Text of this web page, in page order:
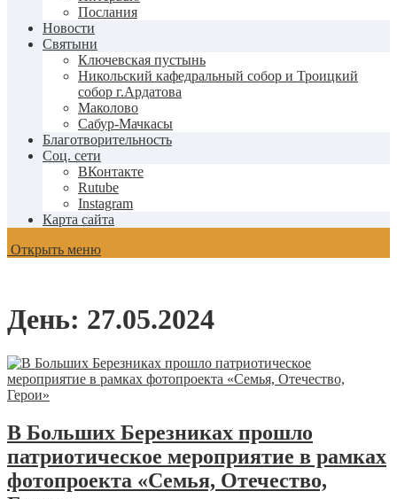
Послания
Новости
Святыни
Ключевская пустынь
Никольский кафедральный собор и Троицкий
собор г.Ардатова
Маколово
Сабур-Мачкасы
Благотворительность
Соц. сети
ВКонтакте
Rutube
Instagram
Карта сайта
Открыть меню
День: 27.05.2024
В Больших Березниках прошло
патриотическое мероприятие в рамках
фотопроекта «Семья, Отечество,